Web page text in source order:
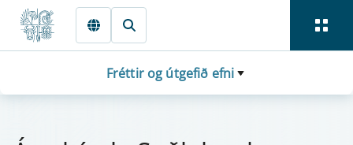
Fara beint í Meginmál
Fréttir og útgefið efni